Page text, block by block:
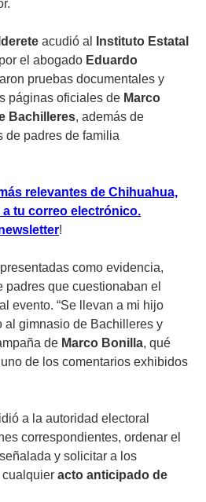
acudió al
Instituto Estatal
el abogado Eduardo
pruebas documentales y
páginas oficiales de Marco
Bachilleres, además de
de padres de familia
relevantes de Chihuahua,
tu correo electrónico.
!
como evidencia,
que cuestionaban el
evento. “Se llevan a mi hijo
al gimnasio de Bachilleres y
de Marco Bonilla, qué
de los comentarios exhibidos
a la autoridad electoral
correspondientes, ordenar el
y solicitar a los
acto anticipado de